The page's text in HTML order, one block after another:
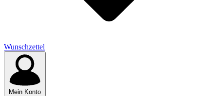
Wunschzettel
Mein Konto